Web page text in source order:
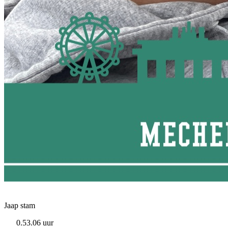
Jaap stam
0.53.06 uur